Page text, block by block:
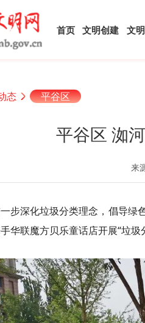
首页 文明创建 文
态 平谷区
平谷区 洳
来
步深化垃圾分类理念，倡导绿
华联魔方贝乐童话店开展“垃